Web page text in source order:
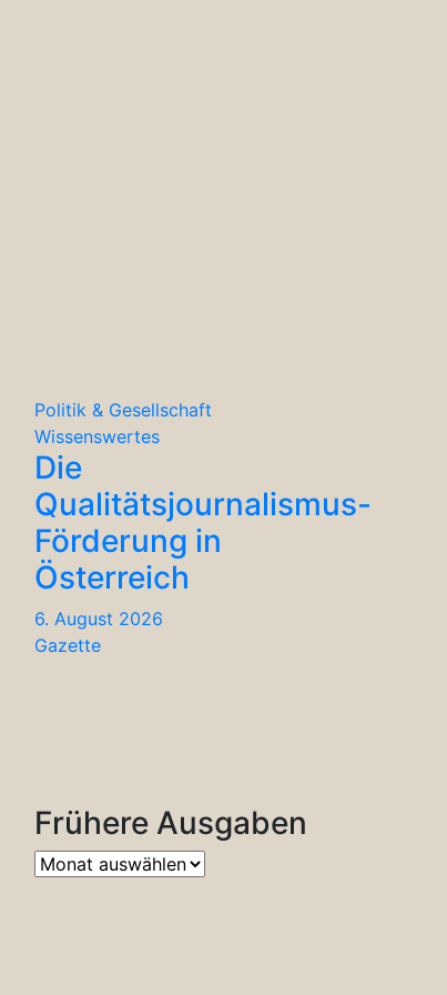
Politik & Gesellschaft
Wissenswertes
Die
Qualitätsjournalismus-
Förderung in
Österreich
6. August 2026
Gazette
Frühere Ausgaben
Frühere